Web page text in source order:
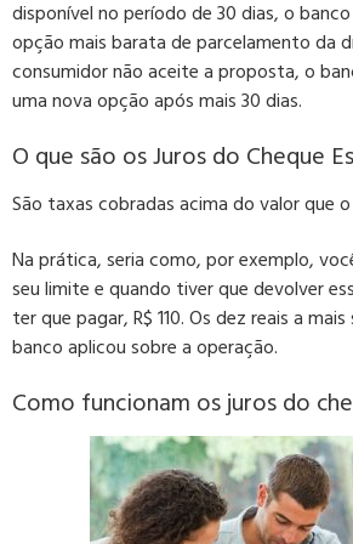
disponível no período de 30 dias, o
opção mais barata de parcelamento da
consumidor não aceite a proposta, o
uma nova opção após mais 30 dias.
O que são os Juros do Cheque
São taxas cobradas acima do valor que
Na prática, seria como, por exemplo,
seu limite e quando tiver que devolver
ter que pagar, R$ 110. Os dez reais a
banco aplicou sobre a operação.
Como funcionam os juros do